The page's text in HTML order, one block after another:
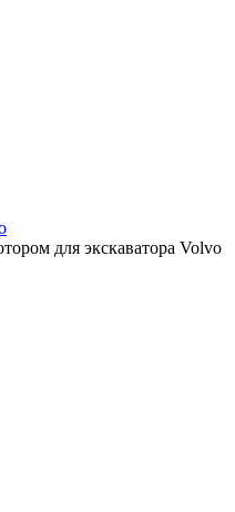
для экскаватора Volvo